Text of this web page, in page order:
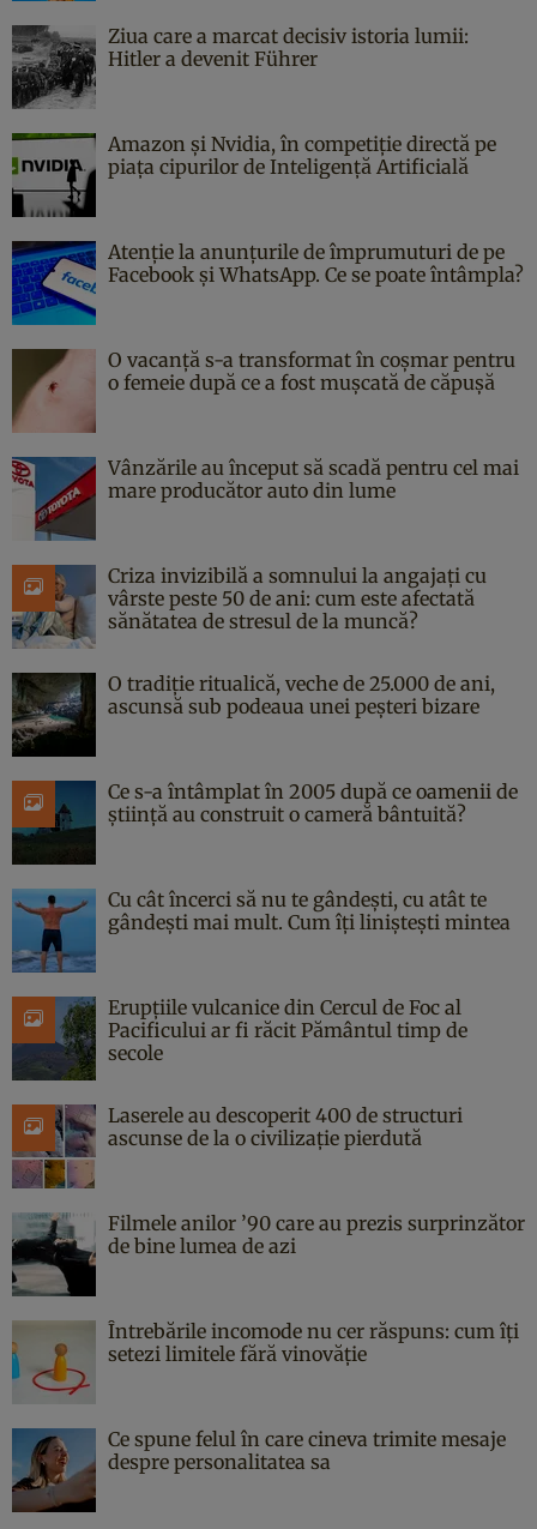
Ziua care a marcat decisiv istoria lumii:
Hitler a devenit Führer
Amazon și Nvidia, în competiție directă pe
piața cipurilor de Inteligență Artificială
Atenție la anunțurile de împrumuturi de pe
Facebook și WhatsApp. Ce se poate întâmpla?
O vacanță s-a transformat în coșmar pentru
o femeie după ce a fost mușcată de căpușă
Vânzările au început să scadă pentru cel mai
mare producător auto din lume
Criza invizibilă a somnului la angajați cu
vârste peste 50 de ani: cum este afectată
sănătatea de stresul de la muncă?
O tradiție ritualică, veche de 25.000 de ani,
ascunsă sub podeaua unei peșteri bizare
Ce s-a întâmplat în 2005 după ce oamenii de
știință au construit o cameră bântuită?
Cu cât încerci să nu te gândești, cu atât te
gândești mai mult. Cum îți liniștești mintea
Erupțiile vulcanice din Cercul de Foc al
Pacificului ar fi răcit Pământul timp de
secole
Laserele au descoperit 400 de structuri
ascunse de la o civilizație pierdută
Filmele anilor ’90 care au prezis surprinzător
de bine lumea de azi
Întrebările incomode nu cer răspuns: cum îți
setezi limitele fără vinovăție
Ce spune felul în care cineva trimite mesaje
despre personalitatea sa